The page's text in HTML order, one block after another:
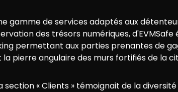
gamme de services adaptés aux
des trésors numériques,
permettant aux parties prenantes de
pierre angulaire des murs fortifiés de la
section « Clients » témoignait de la